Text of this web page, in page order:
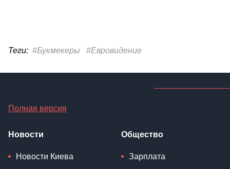
Теги: #Букмекеры #Евровидение
Полная версия
Новости
Новости Киева
Общество
Зарплата